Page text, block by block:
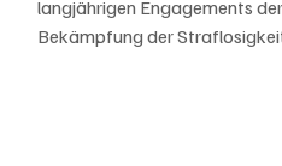
langjährigen Engagements
Bekämpfung der